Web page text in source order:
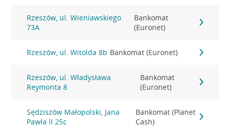
Rzeszów, ul. Wieniawskiego
73A
Bankomat
(Euronet)
Rzeszów, ul. Witolda 8b Bankomat (Euronet)
Rzeszów, ul. Władysława
Reymonta 8
Bankomat
(Euronet)
Sędziszów Małopolski, Jana
Pawła II 25c
Bankomat (Planet
Cash)